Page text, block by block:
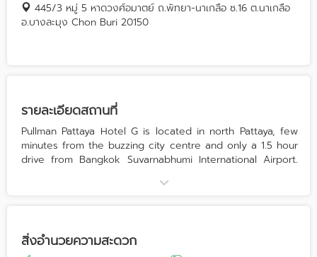
445/3 หมู่ 5 หาดวงศ์อมาตย์ ถ.พัทยา-นาเกลือ ซ.16 ต.นาเกลือ
อ.บางละมุง Chon Buri 20150
รายละเอียดสถานที่
Pullman Pattaya Hotel G is located in north Pattaya, few
minutes from the buzzing city centre and only a 1.5 hour
drive from Bangkok Suvarnabhumi International Airport.
by bus from the Ekkamai Bus Terminal in Bangkok.
offers guest a relaxing getaway with direct access to the
resort’s own private beach club.
สิ่งอำนวยความสะดวก